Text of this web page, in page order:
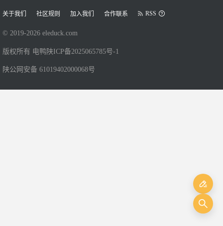
关于我们 社区规则 加入我们 合作联系 RSS
© 2019-2026 eleduck.com
版权所有 电鸭 陕ICP备2025065785号-1
陕公网安备 61019402000068号